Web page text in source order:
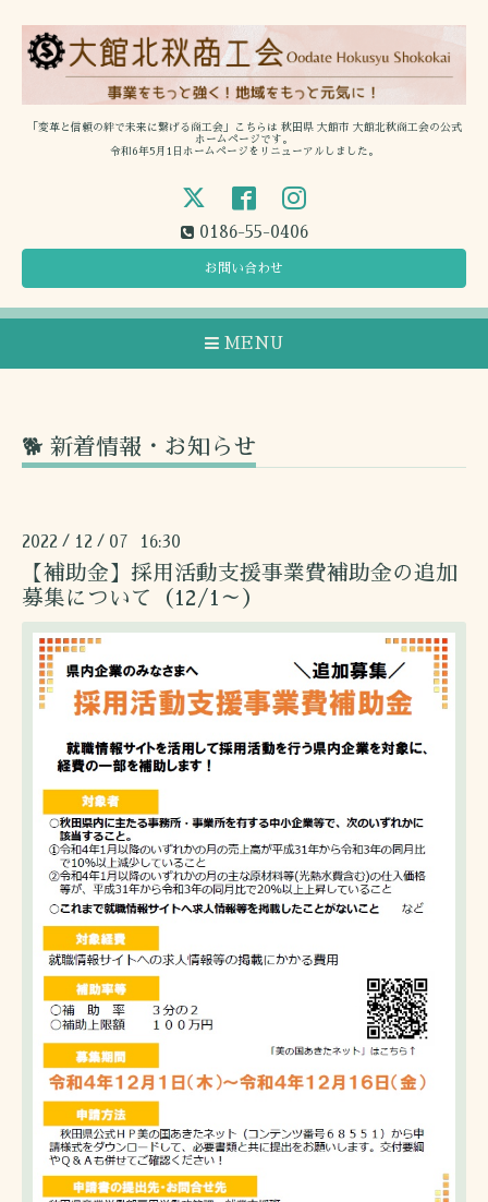
「変革と信頼の絆で未来に繋げる商工会」こちらは 秋田県 大館市 大館北秋商工会の公式
ホームページです。
令和6年5月1日ホームページをリニューアルしました。
0186-55-0406
お問い合わせ
MENU
🐕 新着情報・お知らせ
2022 / 12 / 07 16:30
【補助金】採用活動支援事業費補助金の追加
募集について（12/1～）